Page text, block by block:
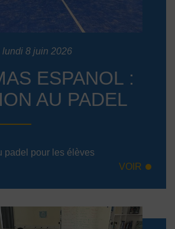
8 juin 2026
ESPANOL :
AU PADEL
padel pour les élèves
VOIR